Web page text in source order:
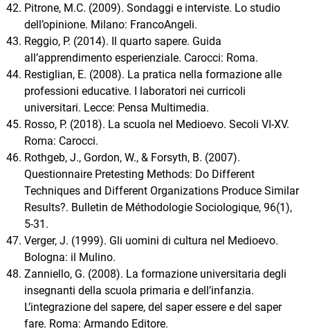
Pitrone, M.C. (2009). Sondaggi e interviste. Lo studio
dell’opinione. Milano: FrancoAngeli.
Reggio, P. (2014). Il quarto sapere. Guida
all’apprendimento esperienziale. Carocci: Roma.
Restiglian, E. (2008). La pratica nella formazione alle
professioni educative. I laboratori nei curricoli
universitari. Lecce: Pensa Multimedia.
Rosso, P. (2018). La scuola nel Medioevo. Secoli VI-XV.
Roma: Carocci.
Rothgeb, J., Gordon, W., & Forsyth, B. (2007).
Questionnaire Pretesting Methods: Do Different
Techniques and Different Organizations Produce Similar
Results?. Bulletin de Méthodologie Sociologique, 96(1),
5-31.
Verger, J. (1999). Gli uomini di cultura nel Medioevo.
Bologna: il Mulino.
Zanniello, G. (2008). La formazione universitaria degli
insegnanti della scuola primaria e dell’infanzia.
L’integrazione del sapere, del saper essere e del saper
fare. Roma: Armando Editore.